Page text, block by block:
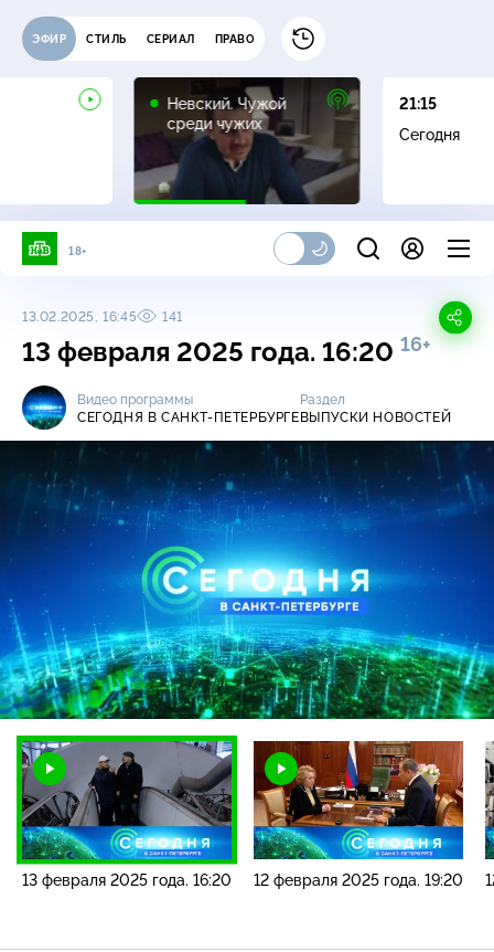
ЭФИР СТИЛЬ СЕРИАЛ ПРАВО
Невский. Чужой
среди чужих
16+
21:15
Сегодня
18+
13.02.2025, 16:45 141
13 февраля 2025 года. 16:20 16+
Видео программы
СЕГОДНЯ В САНКТ-ПЕТЕРБУРГЕ
Раздел
ВЫПУСКИ НОВОСТЕЙ
/
Загрузка:
5.45%
13 февраля 2025 года. 16:20 12 февраля 2025 года. 19:20